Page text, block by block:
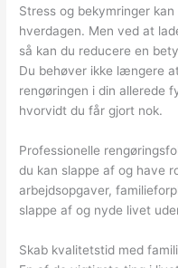
Stress og bekymringer
hverdagen. Men ved at
så kan du reducere en
Du behøver ikke længere
rengøringen i din allerede
hvorvidt du får gjort nok.
Professionelle
du kan slappe af og have
arbejdsopgaver,
slappe af og nyde livet
Skab kvalitetstid med